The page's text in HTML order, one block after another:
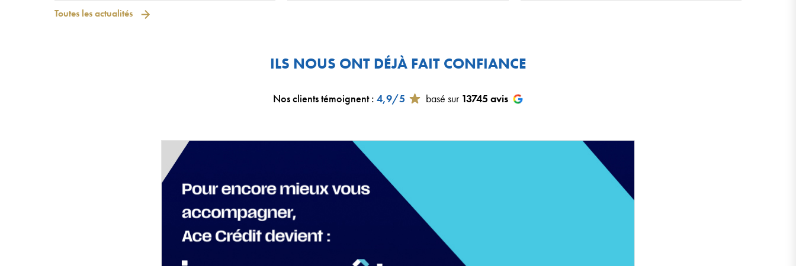
Toutes les actualités
ILS NOUS ONT DÉJÀ FAIT CONFIANCE
Nos clients témoignent: 4,9/5 basé sur 13745 avis